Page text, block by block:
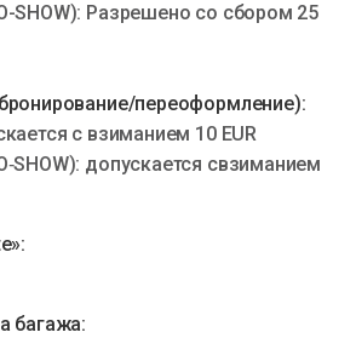
SHOW): Разрешено со сбором 25
переоформление):
с взиманием 10 EUR
допускается свзиманием
багажа: